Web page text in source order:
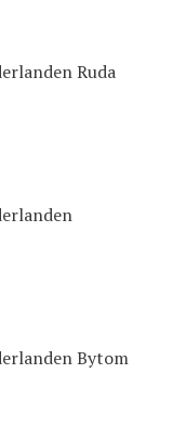
Ruda
Bytom